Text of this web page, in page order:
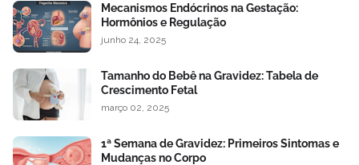
Mecanismos Endócrinos na Gestação:
Hormônios e Regulação
junho 24, 2025
Tamanho do Bebê na Gravidez: Tabela de
Crescimento Fetal
março 02, 2025
1ª Semana de Gravidez: Primeiros Sintomas e
Mudanças no Corpo